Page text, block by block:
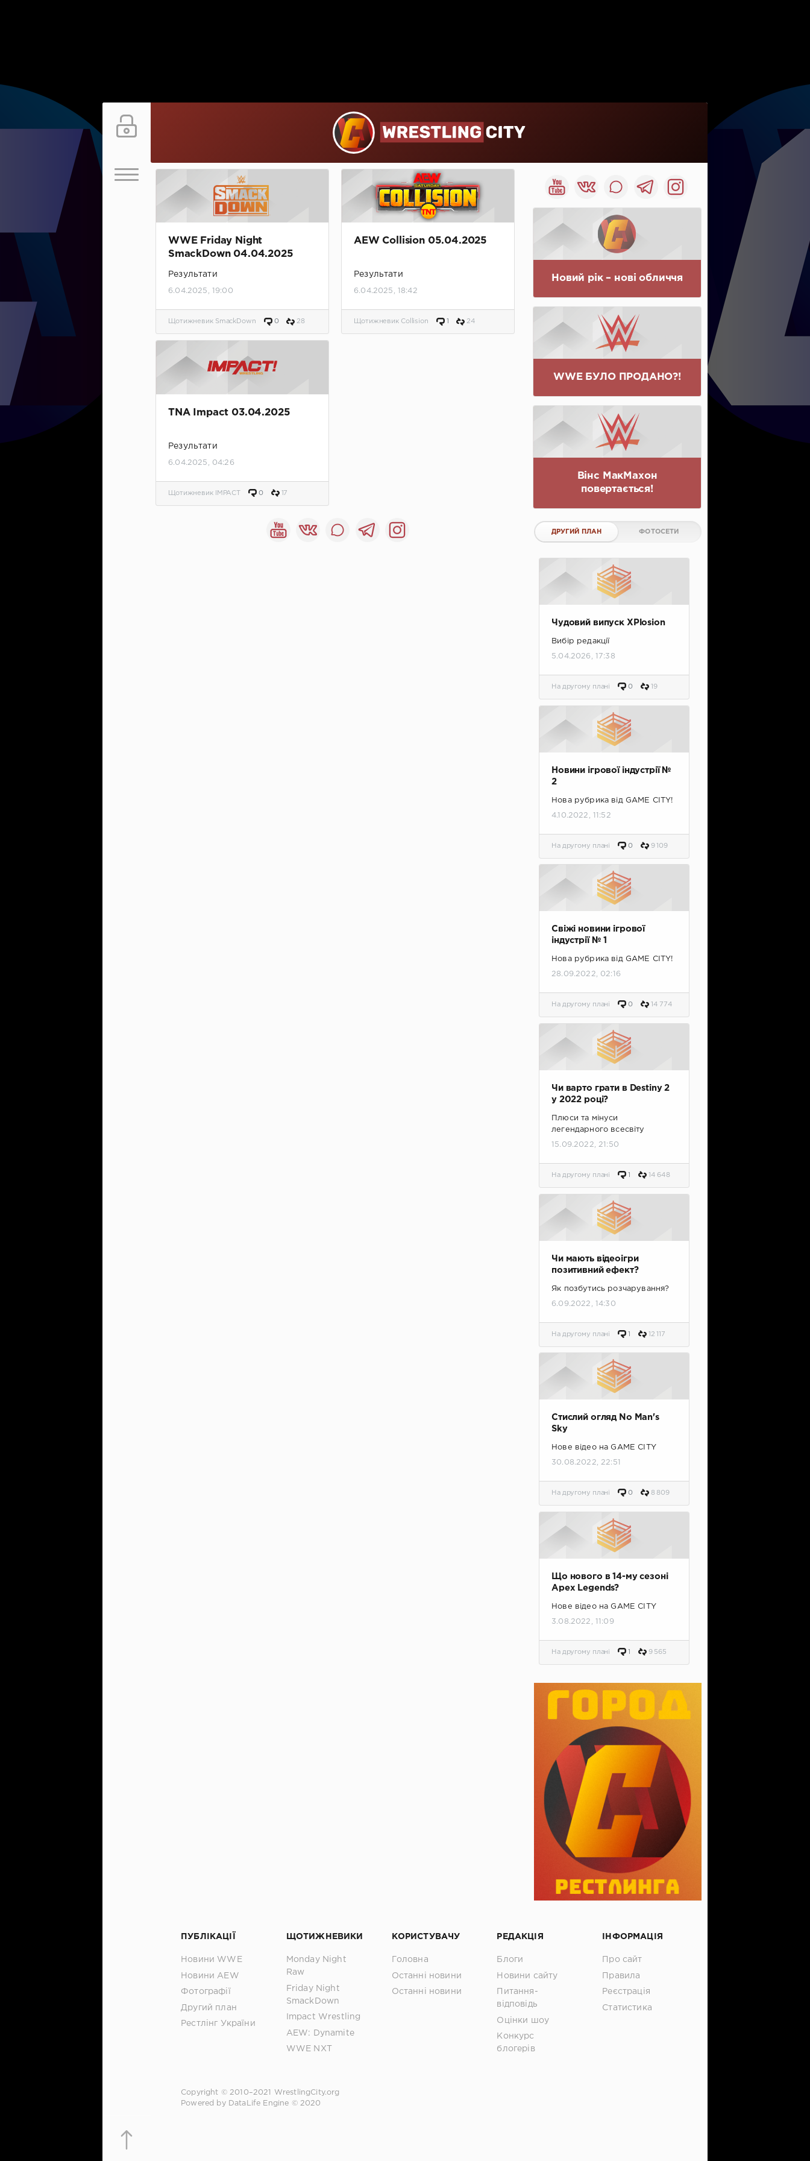
WWE Friday Night
SmackDown 04.04.2025
Результати
6.04.2025, 19:00
Щотижневик SmackDown 0 28
AEW Collision 05.04.2025
Результати
6.04.2025, 18:42
Щотижневик Collision 1 24
TNA Impact 03.04.2025
Результати
6.04.2025, 04:26
Щотижневик IMPACT 0 17
Новий рік – нові обличчя
WWE БУЛО ПРОДАНО?!
Вінс МакМахон
повертається!
ДРУГИЙ ПЛАН ФОТОСЕТИ
Чудовий випуск XPlosion
Вибір редакції
5.04.2026, 17:38
На другому плані 0 19
Новини ігрової індустрії №
2
Нова рубрика від GAME CITY!
4.10.2022, 11:52
На другому плані 0 9 109
Свіжі новини ігрової
індустрії № 1
Нова рубрика від GAME CITY!
28.09.2022, 02:16
На другому плані 0 14 774
Чи варто грати в Destiny 2
у 2022 році?
Плюси та мінуси
легендарного всесвіту
15.09.2022, 21:50
На другому плані 1 14 648
Чи мають відеоігри
позитивний ефект?
Як позбутись розчарування?
6.09.2022, 14:30
На другому плані 1 12 117
Стислий огляд No Man's
Sky
Нове відео на GAME CITY
30.08.2022, 22:51
На другому плані 0 8 809
Що нового в 14-му сезоні
Apex Legends?
Нове відео на GAME CITY
3.08.2022, 11:09
На другому плані 1 9 565
ПУБЛІКАЦІЇ
Новини WWE
Новини AEW
Фотографії
Другий план
Рестлінг України
ЩОТИЖНЕВИКИ
Monday Night
Raw
Friday Night
SmackDown
Impact Wrestling
AEW: Dynamite
WWE NXT
КОРИСТУВАЧУ
Головна
Останні новини
Останні новини
РЕДАКЦІЯ
Блоги
Новини сайту
Питання-
відповідь
Оцінки шоу
Конкурс
блогерів
ІНФОРМАЦІЯ
Про сайт
Правила
Реєстрація
Статистика
Copyright © 2010–2021
WrestlingCity.org
Powered by DataLife Engine © 2020